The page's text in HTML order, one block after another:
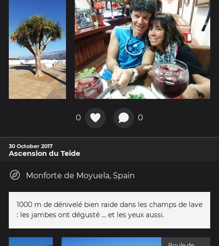
0 0
30 October 2017
Ascension du Teide
Monforte de Moyuela, Spain
1000 m de dénivelé bien raide dans les champs de lave
: les jambes ont dégusté ... et les yeux aussi.